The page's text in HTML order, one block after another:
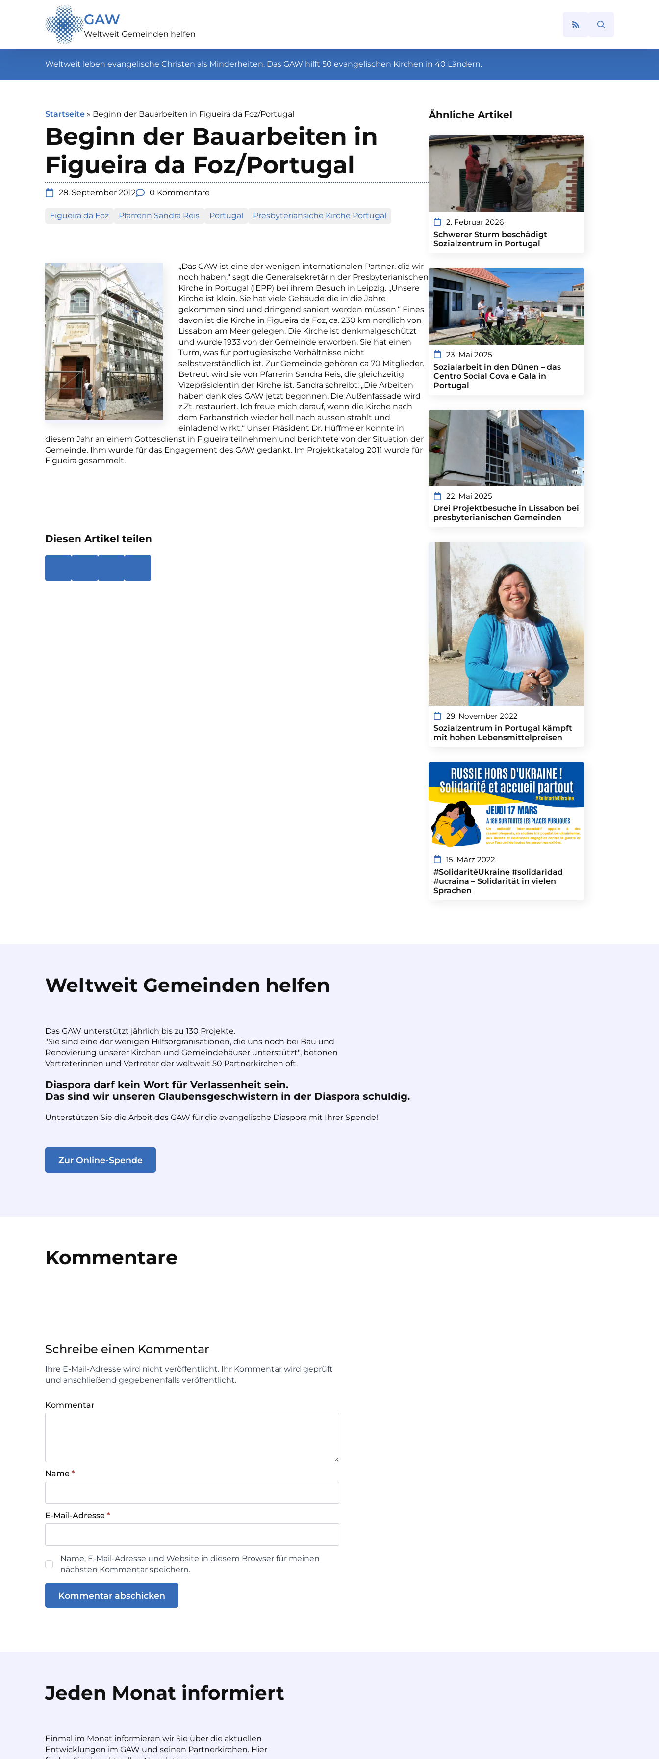
GAW
Weltweit Gemeinden helfen
Weltweit leben evangelische Christen als Minderheiten. Das GAW hilft 50 evangelischen Kirchen in 40 Ländern.
Startseite » Beginn der Bauarbeiten in Figueira da Foz/Portugal
Beginn der Bauarbeiten in
Figueira da Foz/Portugal
28. September 2012 0 Kommentare
Figueira da Foz Pfarrerin Sandra Reis Portugal Presbyteriansiche Kirche Portugal
„Das GAW ist eine der wenigen internationalen Partner, die wir
noch haben,“ sagt die Generalsekretärin der Presbyterianischen
Kirche in Portugal (IEPP) bei ihrem Besuch in Leipzig. „Unsere
Kirche ist klein. Sie hat viele Gebäude die in die Jahre
gekommen sind und dringend saniert werden müssen.“ Eines
davon ist die Kirche in Figueira da Foz, ca. 230 km nördlich von
Lissabon am Meer gelegen. Die Kirche ist denkmalgeschützt
und wurde 1933 von der Gemeinde erworben. Sie hat einen
Turm, was für portugiesische Verhältnisse nicht
selbstverständlich ist. Zur Gemeinde gehören ca 70 Mitglieder.
Betreut wird sie von Pfarrerin Sandra Reis, die gleichzeitig
Vizepräsidentin der Kirche ist. Sandra schreibt: „Die Arbeiten
haben dank des GAW jetzt begonnen. Die Außenfassade wird
z.Zt. restauriert. Ich freue mich darauf, wenn die Kirche nach
dem Farbanstrich wieder hell nach aussen strahlt und
einladend wirkt.“ Unser Präsident Dr. Hüffmeier konnte in
diesem Jahr an einem Gottesdienst in Figueira teilnehmen und berichtete von der Situation der
Gemeinde. Ihm wurde für das Engagement des GAW gedankt. Im Projektkatalog 2011 wurde für
Figueira gesammelt.
Diesen Artikel teilen
Ähnliche Artikel
2. Februar 2026
Schwerer Sturm beschädigt
Sozialzentrum in Portugal
23. Mai 2025
Sozialarbeit in den Dünen – das
Centro Social Cova e Gala in
Portugal
22. Mai 2025
Drei Projektbesuche in Lissabon bei
presbyterianischen Gemeinden
29. November 2022
Sozialzentrum in Portugal kämpft
mit hohen Lebensmittelpreisen
15. März 2022
#SolidaritéUkraine #solidaridad
#ucraina – Solidarität in vielen
Sprachen
Weltweit Gemeinden helfen
Das GAW unterstützt jährlich bis zu 130 Projekte.
"Sie sind eine der wenigen Hilfsorgranisationen, die uns noch bei Bau und
Renovierung unserer Kirchen und Gemeindehäuser unterstützt", betonen
Vertreterinnen und Vertreter der weltweit 50 Partnerkirchen oft.
Diaspora darf kein Wort für Verlassenheit sein.
Das sind wir unseren Glaubensgeschwistern in der Diaspora schuldig.
Unterstützen Sie die Arbeit des GAW für die evangelische Diaspora mit Ihrer Spende!
Zur Online-Spende
Kommentare
Schreibe einen Kommentar
Ihre E-Mail-Adresse wird nicht veröffentlicht. Ihr Kommentar wird geprüft
und anschließend gegebenenfalls veröffentlicht.
Kommentar
Name *
E-Mail-Adresse *
Name, E-Mail-Adresse und Website in diesem Browser für meinen
nächsten Kommentar speichern.
Jeden Monat informiert
Einmal im Monat informieren wir Sie über die aktuellen
Entwicklungen im GAW und seinen Partnerkirchen. Hier